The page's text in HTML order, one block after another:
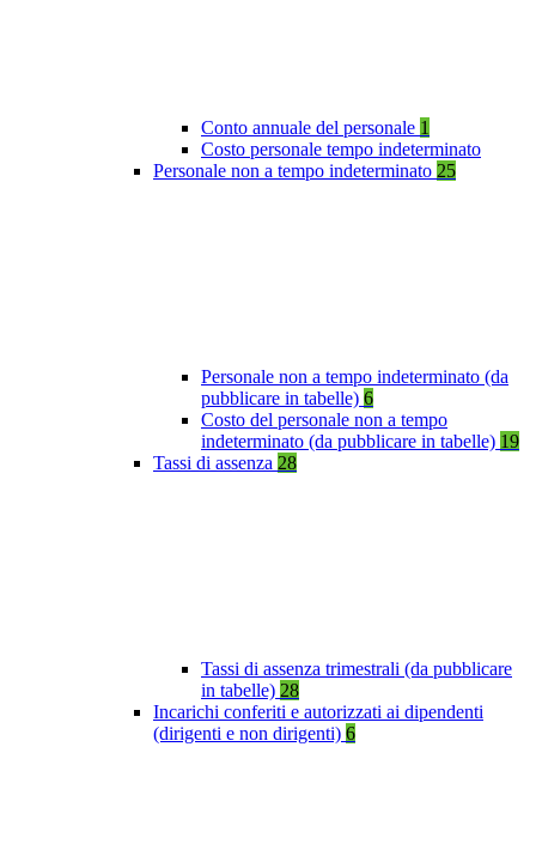
Conto annuale del personale 1
Costo personale tempo indeterminato
Personale non a tempo indeterminato 25
Personale non a tempo indeterminato (da
pubblicare in tabelle) 6
Costo del personale non a tempo
indeterminato (da pubblicare in tabelle) 19
Tassi di assenza 28
Tassi di assenza trimestrali (da pubblicare
in tabelle) 28
Incarichi conferiti e autorizzati ai dipendenti
(dirigenti e non dirigenti) 6